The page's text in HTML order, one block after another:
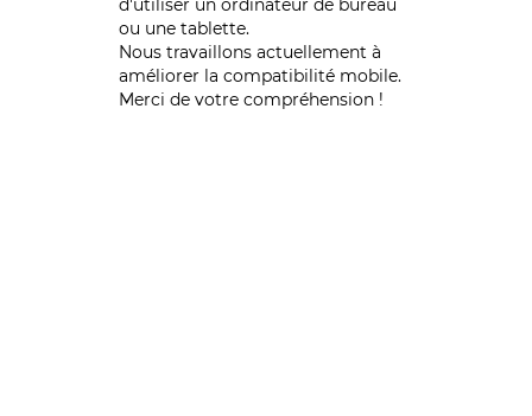
d'utiliser un ordinateur de bureau
ou une tablette.
Nous travaillons actuellement à
améliorer la compatibilité mobile.
Merci de votre compréhension !